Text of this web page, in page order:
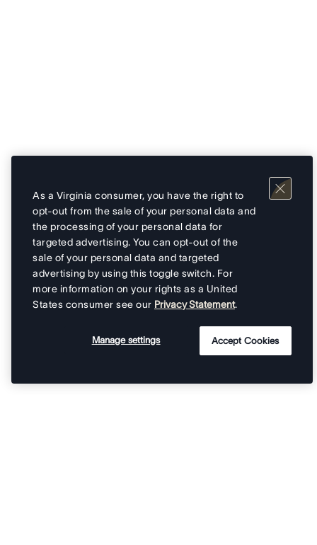
As a Virginia consumer, you have the right to
opt-out from the sale of your personal data and
the processing of your personal data for
targeted advertising. You can opt-out of the
sale of your personal data and targeted
advertising by using this toggle switch. For
more information on your rights as a United
States consumer see our Privacy Statement.
Manage settings Accept Cookies